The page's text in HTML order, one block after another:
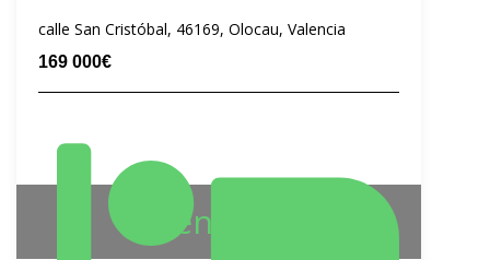
Vendido
calle San Cristóbal, 46169, Olocau, Valencia
169 000€